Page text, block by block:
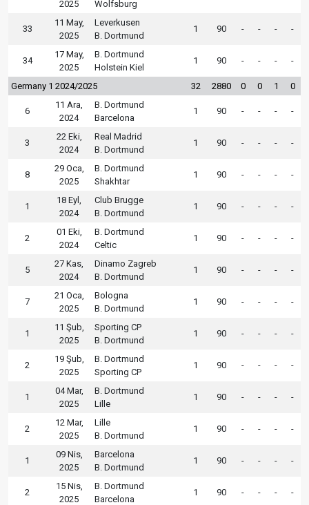
2025 Wolfsburg
33
11 May,
2025
Leverkusen
B. Dortmund
1 90 - - - -
34
17 May,
2025
B. Dortmund
Holstein Kiel
1 90 - - - -
Germany 1 2024/2025 32 2880 0 0 1 0
6
11 Ara,
2024
B. Dortmund
Barcelona
1 90 - - - -
3
22 Eki,
2024
Real Madrid
B. Dortmund
1 90 - - - -
8
29 Oca,
2025
B. Dortmund
Shakhtar
1 90 - - - -
1
18 Eyl,
2024
Club Brugge
B. Dortmund
1 90 - - - -
2
01 Eki,
2024
B. Dortmund
Celtic
1 90 - - - -
5
27 Kas,
2024
Dinamo Zagreb
B. Dortmund
1 90 - - - -
7
21 Oca,
2025
Bologna
B. Dortmund
1 90 - - - -
1
11 Şub,
2025
Sporting CP
B. Dortmund
1 90 - - - -
2
19 Şub,
2025
B. Dortmund
Sporting CP
1 90 - - - -
1
04 Mar,
2025
B. Dortmund
Lille
1 90 - - - -
2
12 Mar,
2025
Lille
B. Dortmund
1 90 - - - -
1
09 Nis,
2025
Barcelona
B. Dortmund
1 90 - - - -
2
15 Nis,
2025
B. Dortmund
Barcelona
1 90 - - - -